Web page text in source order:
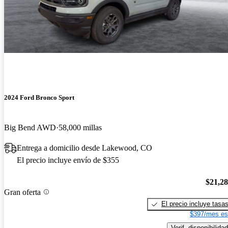
2024 Ford Bronco Sport
Big Bend AWD 58,000 millas
Entrega a domicilio desde Lakewood, CO
El precio incluye envío de $355
Gran oferta
El precio incluye tasas
$397/mes